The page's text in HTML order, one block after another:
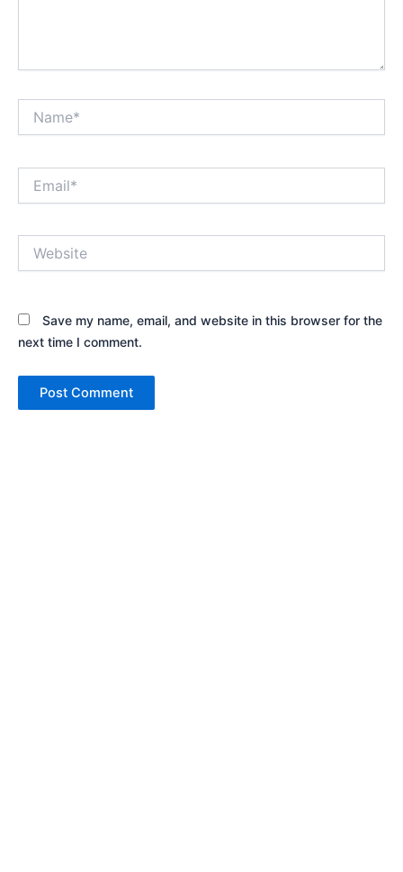
Save my name, email, and website in this browser for the
next time I comment.